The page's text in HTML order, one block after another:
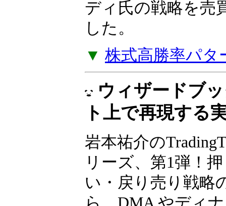
去20日・250日（
高値・安値をもと
発しやすいかをデ
ディ氏の戦略を売
した。
▼ 株式高勝率パタ
ウィザードブ
ト上で再現する